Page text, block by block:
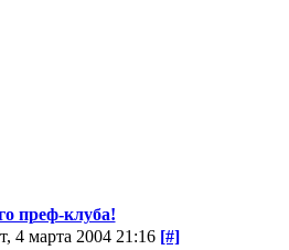
преф-клуба!
4 марта 2004 21:16 [#]